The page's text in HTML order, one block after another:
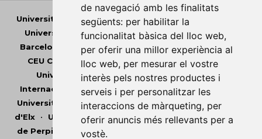
de navegació amb les finalitats
següents: per habilitar la
funcionalitat bàsica del lloc web,
per oferir una millor experiència al
lloc web, per mesurar el vostre
interès pels nostres productes i
serveis i per personalitzar les
interaccions de màrqueting, per
oferir anuncis més rellevants per a
vostè.
Universitat Abat Oliba CEU•Universitat d'Alacant
Universitat d'Andorra•Universitat Autònoma de
Barcelona
Universitat de Barcelona•Universitat
CEU Cardenal Herrera
•Universitat de Girona
Universitat de les Illes Balears•Universitat
Internacional de Catalunya •Universitat Jaume I
Universitat de Lleida•Universitat Miguel Hernández
d'Elx• Universitat Oberta de Catalunya•Universitat
de Perpinyà Via Domitia